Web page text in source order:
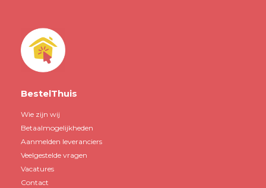
BestelThuis
Wie zijn wij
Betaalmogelijkheden
Aanmelden leveranciers
Veelgestelde vragen
Vacatures
Contact